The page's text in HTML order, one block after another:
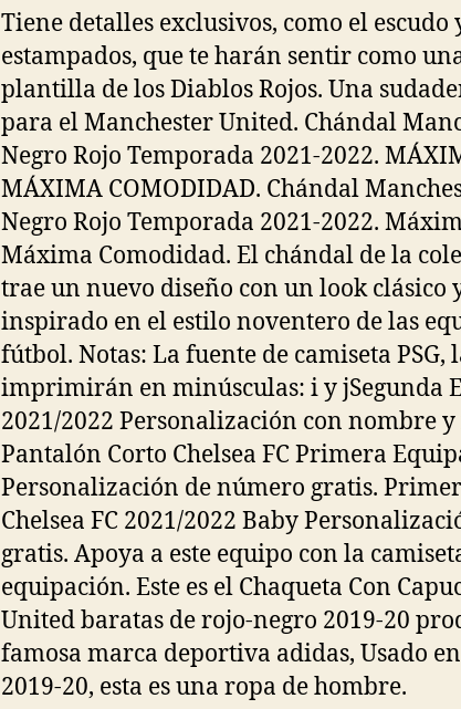
Tiene detalles exclusivos, como el escudo
estampados, que te harán sentir como
plantilla de los Diablos Rojos. Una
para el Manchester United. Chándal
Negro Rojo Temporada 2021-2022.
MÁXIMA COMODIDAD. Chándal
Negro Rojo Temporada 2021-2022.
Máxima Comodidad. El chándal de la
trae un nuevo diseño con un look clásico
inspirado en el estilo noventero de las
fútbol. Notas: La fuente de camiseta PSG,
imprimirán en minúsculas: i y jSegunda
2021/2022 Personalización con nombre
Pantalón Corto Chelsea FC Primera
Personalización de número gratis.
Chelsea FC 2021/2022 Baby
gratis. Apoya a este equipo con la
equipación. Este es el Chaqueta Con
United baratas de rojo-negro 2019-20
famosa marca deportiva adidas, Usado
2019-20, esta es una ropa de hombre.